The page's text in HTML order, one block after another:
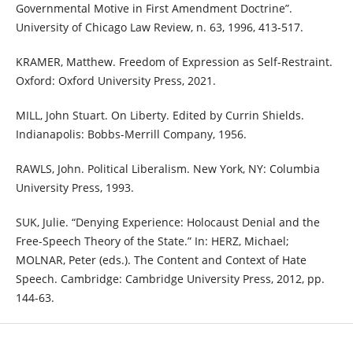
Governmental Motive in First Amendment Doctrine”.
University of Chicago Law Review, n. 63, 1996, 413-517.
KRAMER, Matthew. Freedom of Expression as Self-Restraint.
Oxford: Oxford University Press, 2021.
MILL, John Stuart. On Liberty. Edited by Currin Shields.
Indianapolis: Bobbs-Merrill Company, 1956.
RAWLS, John. Political Liberalism. New York, NY: Columbia
University Press, 1993.
SUK, Julie. “Denying Experience: Holocaust Denial and the
Free-Speech Theory of the State.” In: HERZ, Michael;
MOLNAR, Peter (eds.). The Content and Context of Hate
Speech. Cambridge: Cambridge University Press, 2012, pp.
144-63.